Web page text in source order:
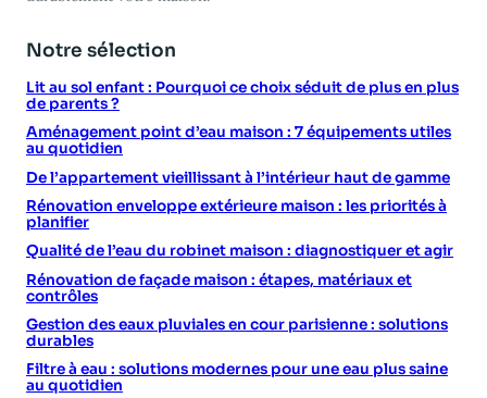
Notre sélection
Lit au sol enfant : Pourquoi ce choix séduit de plus en plus
de parents ?
Aménagement point d’eau maison : 7 équipements utiles
au quotidien
De l’appartement vieillissant à l’intérieur haut de gamme
Rénovation enveloppe extérieure maison : les priorités à
planifier
Qualité de l’eau du robinet maison : diagnostiquer et agir
Rénovation de façade maison : étapes, matériaux et
contrôles
Gestion des eaux pluviales en cour parisienne : solutions
durables
Filtre à eau : solutions modernes pour une eau plus saine
au quotidien